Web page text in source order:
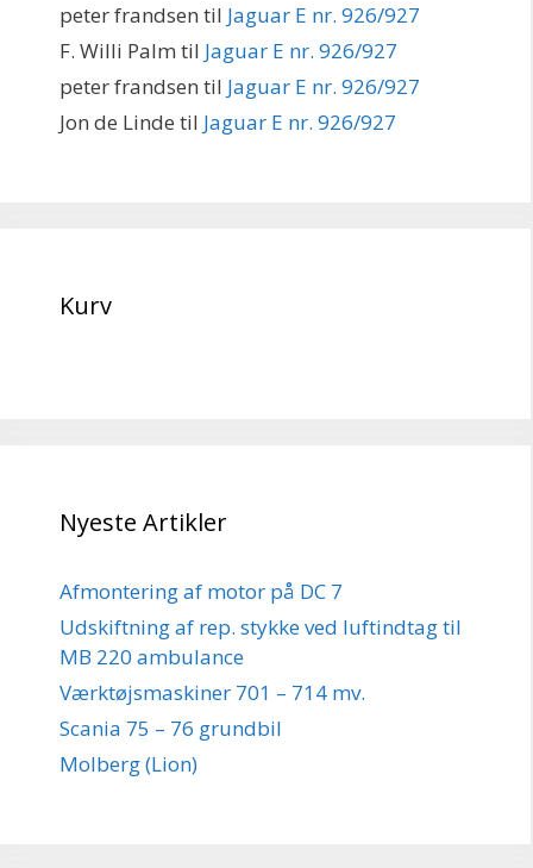
peter frandsen til Jaguar E nr. 926/927
F. Willi Palm til Jaguar E nr. 926/927
peter frandsen til Jaguar E nr. 926/927
Jon de Linde til Jaguar E nr. 926/927
Kurv
Nyeste Artikler
Afmontering af motor på DC 7
Udskiftning af rep. stykke ved luftindtag til
MB 220 ambulance
Værktøjsmaskiner 701 – 714 mv.
Scania 75 – 76 grundbil
Molberg (Lion)